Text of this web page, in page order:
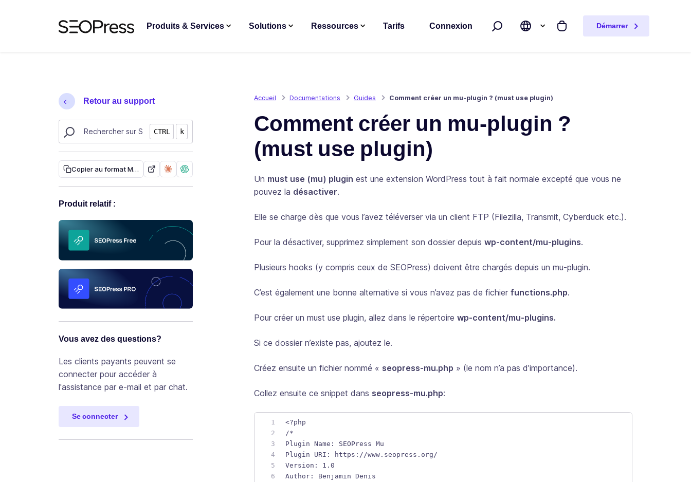
Produits & Services Solutions Ressources Tarifs Connexion
Rechercher Mon panier
Démarrer
Retour au support
Rechercher des ressources sur SEOPress
CTRL k
Copier au format Markdown
Produit relatif :
Vous avez des questions?
Les clients payants peuvent se
connecter pour accéder à
l'assistance par e-mail et par chat.
Se connecter
Accueil Documentations Guides Comment créer un mu-plugin ? (must use plugin)
Comment créer un mu-plugin ?
(must use plugin)
Un must use (mu) plugin est une extension WordPress tout à fait normale excepté que vous ne
pouvez la désactiver.
Elle se charge dès que vous l’avez téléverser via un client FTP (Filezilla, Transmit, Cyberduck etc.).
Pour la désactiver, supprimez simplement son dossier depuis wp-content/mu-plugins.
Plusieurs hooks (y compris ceux de SEOPress) doivent être chargés depuis un mu-plugin.
C’est également une bonne alternative si vous n’avez pas de fichier functions.php.
Pour créer un must use plugin, allez dans le répertoire wp-content/mu-plugins.
Si ce dossier n’existe pas, ajoutez le.
Créez ensuite un fichier nommé « seopress-mu.php » (le nom n’a pas d’importance).
Collez ensuite ce snippet dans seopress-mu.php:
<?php
/*
Plugin Name: SEOPress Mu
Plugin URI: https://www.seopress.org/
Version: 1.0
Author: Benjamin Denis